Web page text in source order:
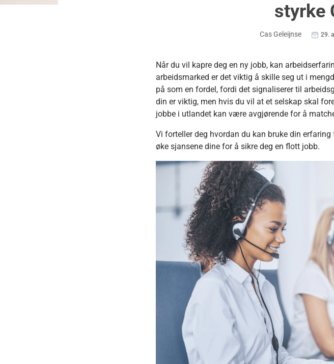
styrke
Cas Geleijnse 29.
Når du vil kapre deg en ny jobb, kan
arbeidsmarked er det viktig å skille seg ut i
på som en fordel, fordi det signaliserer til
din er viktig, men hvis du vil at et selskap skal
jobbe i utlandet kan være avgjørende for å
Vi forteller deg hvordan du kan bruke din
øke sjansene dine for å sikre deg en flott jobb.